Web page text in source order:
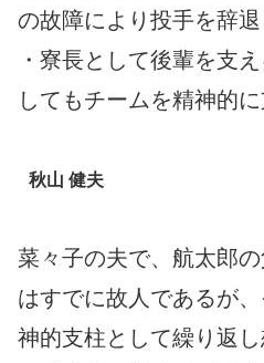
の故障により投手を辞
・寮長として後輩を支
してもチームを精神的
秋山 健夫
菜々子の夫で、航太郎
はすでに故人であるが
神的支柱として繰り返し